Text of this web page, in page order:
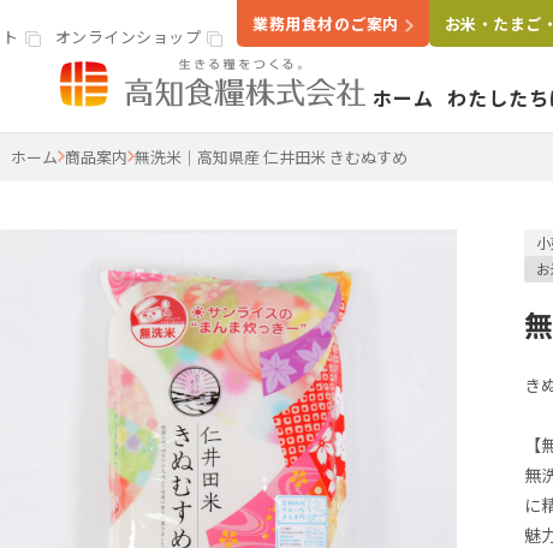
高知食糧株式会社 ホーム わたした
会社概要
米穀・精米事業
たまごセンター
食品卸・販売事
オンラインショップ
業務用食材のご案内 お米・たまご
ホーム 商品案内 無洗米｜高知県産 仁井田米 きむぬすめ
き
無
に
魅